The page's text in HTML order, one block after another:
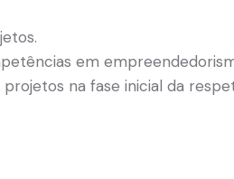
em
na fase inicial da